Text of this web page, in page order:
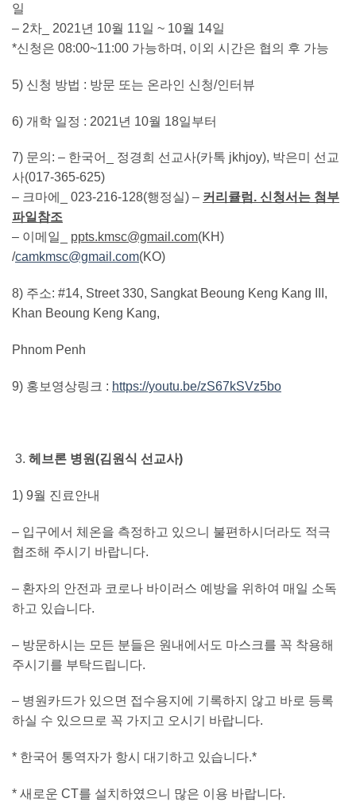
일
– 2차_ 2021년 10월 11일 ~ 10월 14일
*신청은 08:00~11:00 가능하며, 이외 시간은 협의 후 가능
5) 신청 방법 : 방문 또는 온라인 신청/인터뷰
6) 개학 일정 : 2021년 10월 18일부터
7) 문의: – 한국어_ 정경희 선교사(카톡 jkhjoy), 박은미 선교
사(017-365-625)
– 크마에_ 023-216-128(행정실) – 커리큘럼 . 신청서는 첨부
파일참조
– 이메일_ ppts.kmsc@gmail.com(KH)
/camkmsc@gmail.com(KO)
8) 주소: #14, Street 330, Sangkat Beoung Keng Kang III,
Khan Beoung Keng Kang,
Phnom Penh
9) 홍보영상링크 : https://youtu.be/zS67kSVz5bo
헤브론 병원(김원식 선교사)
1) 9월 진료안내
– 입구에서 체온을 측정하고 있으니 불편하시더라도 적극
협조해 주시기 바랍니다.
– 환자의 안전과 코로나 바이러스 예방을 위하여 매일 소독
하고 있습니다.
– 방문하시는 모든 분들은 원내에서도 마스크를 꼭 착용해
주시기를 부탁드립니다.
– 병원카드가 있으면 접수용지에 기록하지 않고 바로 등록
하실 수 있으므로 꼭 가지고 오시기 바랍니다.
* 한국어 통역자가 항시 대기하고 있습니다.*
* 새로운 CT를 설치하였으니 많은 이용 바랍니다.